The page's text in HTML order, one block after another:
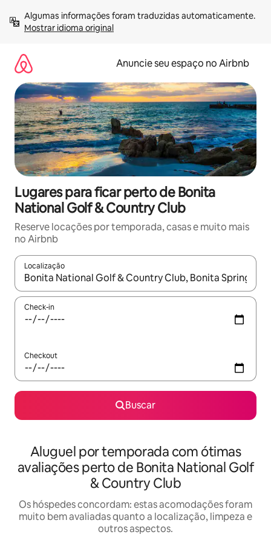
para
Mostrar idioma original
Anuncie seu espaço no Airbnb
Lugares para ficar perto de Bonita
National Golf & Country Club
Reserve locações por temporada, casas e muito mais
no Airbnb
Localização
Quando os resultados estiverem disponíveis, explore-os
Check-in
Checkout
Buscar
Aluguel por temporada com ótimas
avaliações perto de Bonita National Golf
& Country Club
Os hóspedes concordam: estas acomodações foram
muito bem avaliadas quanto a localização, limpeza e
outros aspectos.